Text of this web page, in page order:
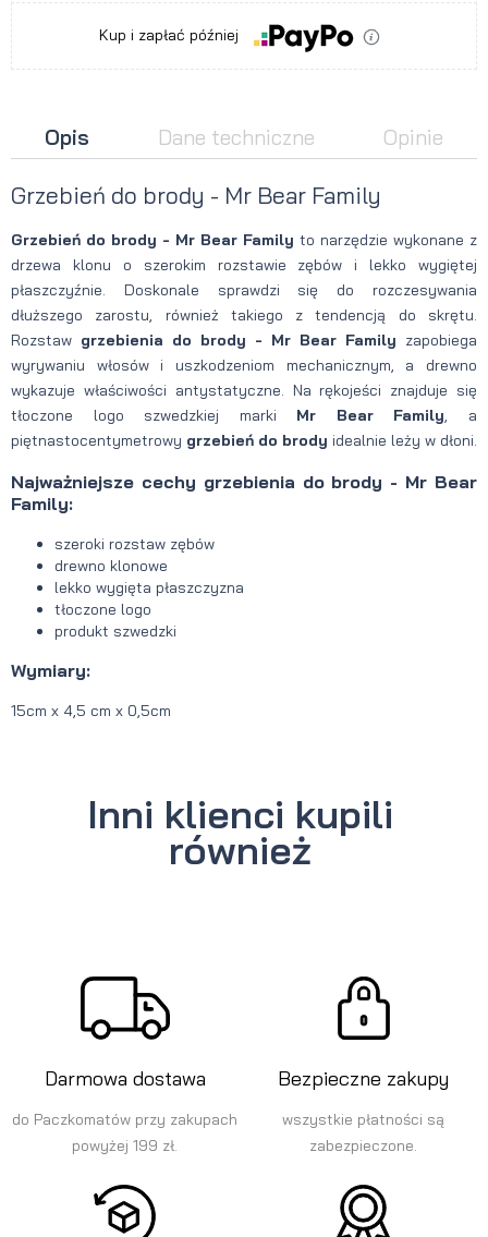
Kup i zapłać później
Opis Dane techniczne Opinie
Grzebień do brody - Mr Bear Family
Grzebień do brody - Mr Bear Family to narzędzie wykonane z
drzewa klonu o szerokim rozstawie zębów i lekko wygiętej
płaszczyźnie. Doskonale sprawdzi się do rozczesywania
dłuższego zarostu, również takiego z tendencją do skrętu.
Rozstaw grzebienia do brody - Mr Bear Family zapobiega
wyrywaniu włosów i uszkodzeniom mechanicznym, a drewno
wykazuje właściwości antystatyczne. Na rękojeści znajduje się
tłoczone logo szwedzkiej marki Mr Bear Family, a
piętnastocentymetrowy grzebień do brody idealnie leży w dłoni.
Najważniejsze cechy grzebienia do brody - Mr Bear
Family:
szeroki rozstaw zębów
drewno klonowe
lekko wygięta płaszczyzna
tłoczone logo
produkt szwedzki
Wymiary:
15cm x 4,5 cm x 0,5cm
Inni klienci kupili
również
Darmowa dostawa
do Paczkomatów przy zakupach
powyżej 199 zł.
Bezpieczne zakupy
wszystkie płatności są
zabezpieczone.